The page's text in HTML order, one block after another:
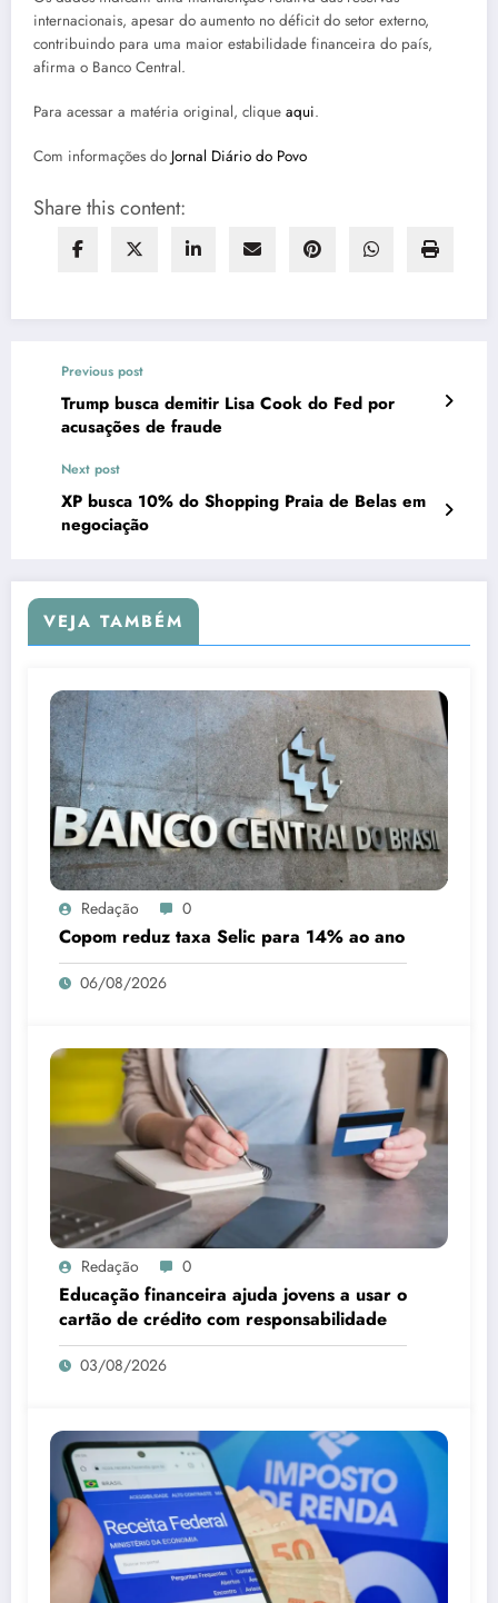
internacionais, apesar do aumento no déficit do setor externo,
contribuindo para uma maior estabilidade financeira do país,
afirma o Banco Central.
Para acessar a matéria original, clique aqui.
Com informações do Jornal Diário do Povo
Share this content:
Previous post
Trump busca demitir Lisa Cook do Fed por
acusações de fraude
Next post
XP busca 10% do Shopping Praia de Belas em
negociação
VEJA TAMBÉM
Redação 0
Copom reduz taxa Selic para 14% ao ano
06/08/2026
Redação 0
Educação financeira ajuda jovens a usar o
cartão de crédito com responsabilidade
03/08/2026